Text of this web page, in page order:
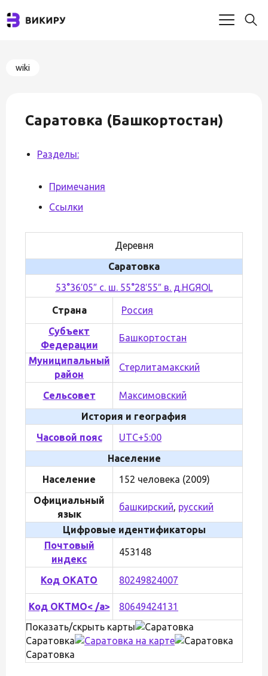
wiki
Саратовка (Башкортостан)
Разделы:
Примечания
Ссылки
Деревня
Саратовка
53°36′05″ с. ш. 55°28′55″ в. д.HGЯOL
Страна
Россия
Субъект
Федерации
Башкортостан
Муниципальный
район
Стерлитамакский
Сельсовет
Максимовский
История и география
Часовой пояс
UTC+5:00
Население
Население
152 человека (2009)
Официальный
язык
башкирский, русский
Цифровые идентификаторы
Почтовый
индекс
453148
Код ОКАТО 80249824007
Код ОКТМО< /a>
80649424131
Показать/скрыть карты
Саратовка
Саратовка